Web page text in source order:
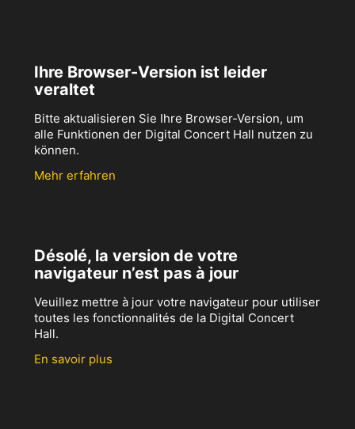
Ihre Browser-Version ist leider
veraltet
Bitte aktualisieren Sie Ihre Browser-Version, um
alle Funktionen der Digital Concert Hall nutzen zu
können.
Mehr erfahren
Désolé, la version de votre
navigateur n’est pas à jour
Veuillez mettre à jour votre navigateur pour utiliser
toutes les fonctionnalités de la Digital Concert
Hall.
En savoir plus